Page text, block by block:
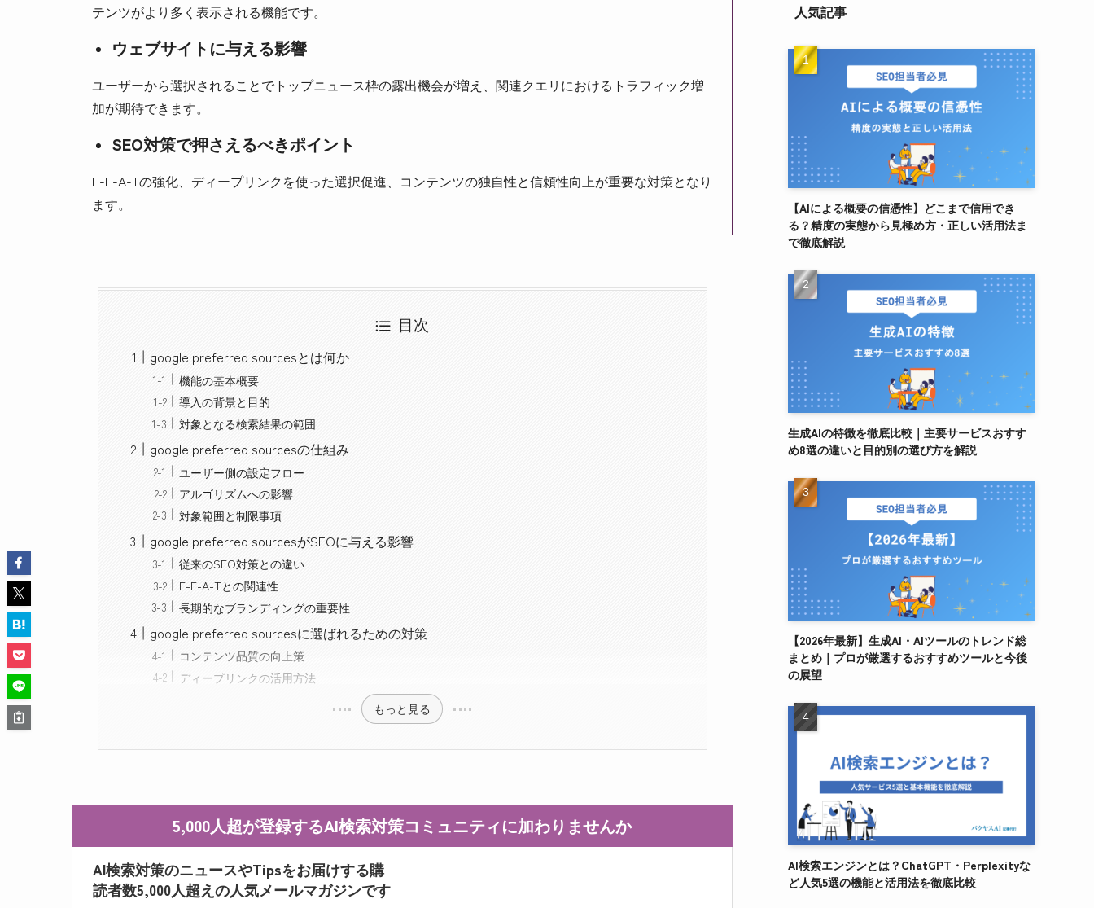
テンツがより多く表示される機能です。
ウェブサイトに与える影響
ユーザーから選択されることでトップニュース枠の露出機会が増え、関連クエリにおけるトラフィック増
加が期待できます。
SEO対策で押さえるべきポイント
E-E-A-Tの強化、ディープリンクを使った選択促進、コンテンツの独自性と信頼性向上が重要な対策となり
ます。
目次
google preferred sourcesとは何か
機能の基本概要
導入の背景と目的
対象となる検索結果の範囲
google preferred sourcesの仕組み
ユーザー側の設定フロー
アルゴリズムへの影響
対象範囲と制限事項
google preferred sourcesがSEOに与える影響
従来のSEO対策との違い
E-E-A-Tとの関連性
長期的なブランディングの重要性
google preferred sourcesに選ばれるための対策
コンテンツ品質の向上策
ディープリンクの活用方法
もっと見る
5,000人超が登録するAI検索対策コミュニティに加わりませんか
AI検索対策のニュースやTipsをお届けする購
読者数5,000人超えの人気メールマガジンです
人気記事
【AIによる概要の信憑性】どこまで信用でき
る？精度の実態から見極め方・正しい活用法ま
で徹底解説
生成AIの特徴を徹底比較｜主要サービスおすす
め8選の違いと目的別の選び方を解説
【2026年最新】生成AI・AIツールのトレンド総
まとめ｜プロが厳選するおすすめツールと今後
の展望
AI検索エンジンとは？ChatGPT・Perplexityな
ど人気5選の機能と活用法を徹底比較